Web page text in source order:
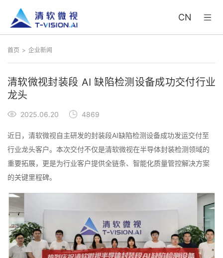
CN
首页 企业新闻
清软微视封装段 AI 缺陷检测设备成功交付行业
龙头
2025.06.20 4869
近日，清软微视自主研发的封装段AI缺陷检测设备成功发运交付至
行业龙头客户。本次交付不仅是清软微视在半导体封装检测领域的
重要拓展，更是为行业客户提供全链条、智能化质量管控解决方案
的关键里程碑。